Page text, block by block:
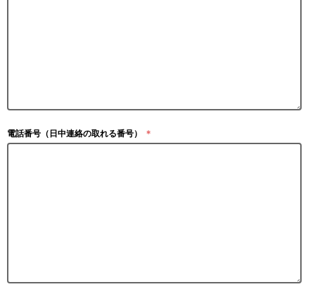
電話番号（日中連絡の取れる番号） ＊